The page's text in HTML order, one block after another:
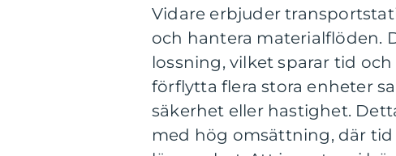
Vidare erbjuder
och hantera materialflöden.
lossning, vilket sparar tid
förflytta flera stora enheter
säkerhet eller hastighet.
med hög omsättning, där